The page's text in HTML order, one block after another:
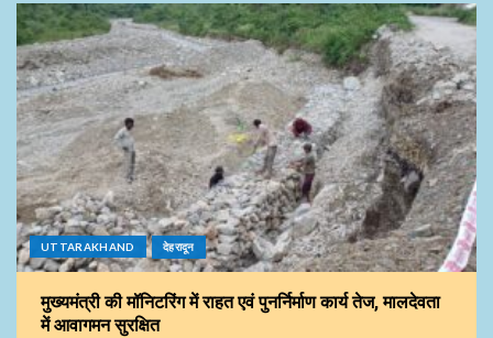
UTTARAKHAND देहरादून
मुख्यमंत्री की मॉनिटरिंग में राहत एवं पुनर्निर्माण कार्य तेज, मालदेवता
में आवागमन सुरक्षित